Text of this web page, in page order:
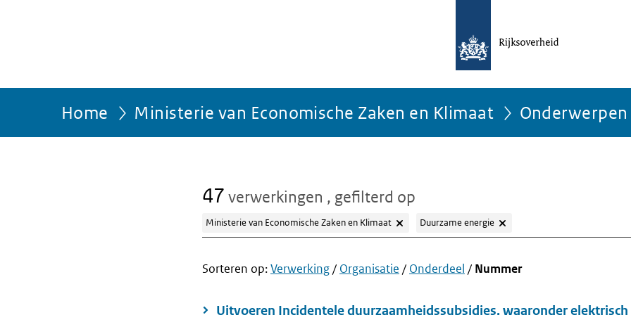
Home Ministerie van Economische Zaken en Klimaat Onderwerpen
47 verwerkingen , gefilterd op
Ministerie van Economische Zaken en Klimaat Duurzame energie
Sorteren op:Verwerking/ Organisatie / Onderdeel / Nummer
Uitvoeren Incidentele duurzaamheidssubsidies, waaronder